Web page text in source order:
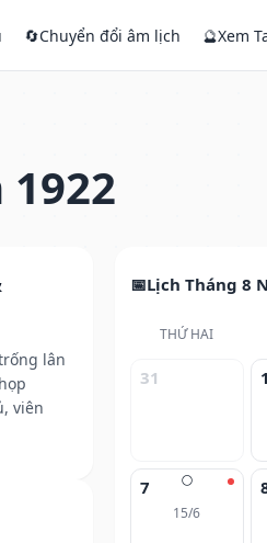
🔄Chuyển đổi âm lịch 🔮Xem
lân
viên
Lịch Tháng 8
THỨ HAI
31 1
🌕
7
15/6